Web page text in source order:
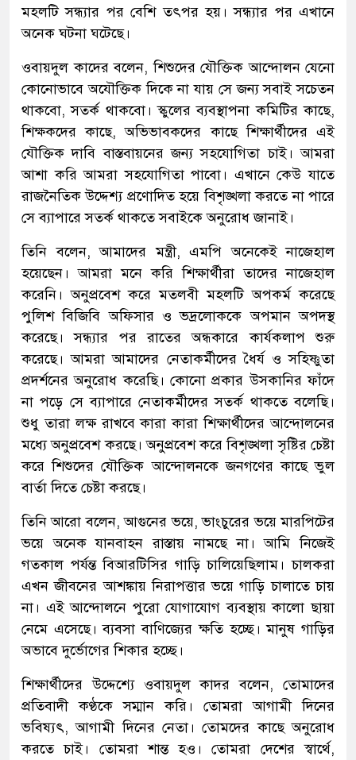
মহলটি সন্ধ্যার পর বেশি তৎপর হয়। সন্ধ্যার পর এখানে
অনেক ঘটনা ঘটেছে।
ওবায়দুল কাদের বলেন, শিশুদের যৌক্তিক আন্দোলন যেনো
কোনোভাবে অযৌক্তিক দিকে না যায় সে জন্য সবাই সচেতন
থাকবো, সতর্ক থাকবো। স্কুলের ব্যবস্থাপনা কমিটির কাছে,
শিক্ষকদের কাছে, অভিভাবকদের কাছে শিক্ষার্থীদের এই
যৌক্তিক দাবি বাস্তবায়নের জন্য সহযোগিতা চাই। আমরা
আশা করি আমরা সহযোগিতা পাবো। এখানে কেউ যাতে
রাজনৈতিক উদ্দেশ্য প্রণোদিত হয়ে বিশৃঙ্খলা করতে না পারে
সে ব্যাপারে সতর্ক থাকতে সবাইকে অনুরোধ জানাই।
তিনি বলেন, আমাদের মন্ত্রী, এমপি অনেকেই নাজেহাল
হয়েছেন। আমরা মনে করি শিক্ষার্থীরা তাদের নাজেহাল
করেনি। অনুপ্রবেশ করে মতলবী মহলটি অপকর্ম করেছে
পুলিশ বিজিবি অফিসার ও ভদ্রলোককে অপমান অপদস্থ
করেছে। সন্ধ্যার পর রাতের অন্ধকারে কার্যকলাপ শুরু
করেছে। আমরা আমাদের নেতাকর্মীদের ধৈর্য ও সহিষ্ণুতা
প্রদর্শনের অনুরোধ করেছি। কোনো প্রকার উসকানির ফাঁদে
না পড়ে সে ব্যাপারে নেতাকর্মীদের সতর্ক থাকতে বলেছি।
শুধু তারা লক্ষ রাখবে কারা কারা শিক্ষার্থীদের আন্দোলনের
মধ্যে অনুপ্রবেশ করছে। অনুপ্রবেশ করে বিশৃঙ্খলা সৃষ্টির চেষ্টা
করে শিশুদের যৌক্তিক আন্দোলনকে জনগণের কাছে ভুল
বার্তা দিতে চেষ্টা করছে।
তিনি আরো বলেন, আগুনের ভয়ে, ভাংচুরের ভয়ে মারপিটের
ভয়ে অনেক যানবাহন রাস্তায় নামছে না। আমি নিজেই
গতকাল পর্যন্ত বিআরটিসির গাড়ি চালিয়েছিলাম। চালকরা
এখন জীবনের আশঙ্কায় নিরাপত্তার ভয়ে গাড়ি চালাতে চায়
না। এই আন্দোলনে পুরো যোগাযোগ ব্যবস্থায় কালো ছায়া
নেমে এসেছে। ব্যবসা বাণিজ্যের ক্ষতি হচ্ছে। মানুষ গাড়ির
অভাবে দুর্ভোগের শিকার হচ্ছে।
শিক্ষার্থীদের উদ্দেশ্যে ওবায়দুল কাদর বলেন, তোমাদের
প্রতিবাদী কণ্ঠকে সম্মান করি। তোমরা আগামী দিনের
ভবিষ্যৎ, আগামী দিনের নেতা। তোমদের কাছে অনুরোধ
করতে চাই। তোমরা শান্ত হও। তোমরা দেশের স্বার্থে,